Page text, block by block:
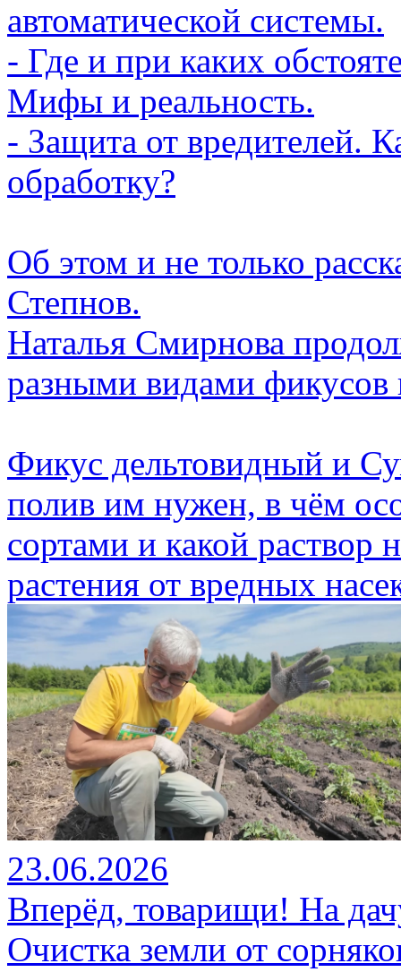
автоматической системы.
- Где и при каких
Мифы и реальность.
- Защита от вредителей.
обработку?
Об этом и не только
Степнов.
Наталья Смирнова
разными видами фикусов
Фикус дельтовидный и
полив им нужен, в чём
сортами и какой раствор
растения от вредных
23.06.2026
Вперёд, товарищи! На
Очистка земли от